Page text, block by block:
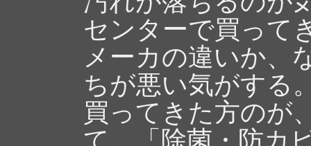
センターで買って
メーカの違いか、
ちが悪い気がする
買ってきた方のが
て。「除菌・防カ